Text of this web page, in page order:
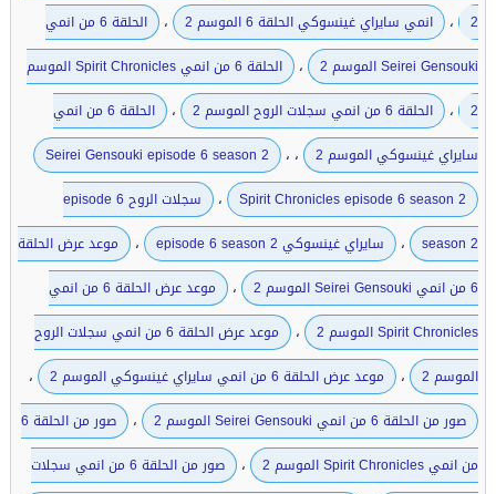
2
، انمي سايراي غينسوكي الحلقة 6 الموسم 2 ،
الحلقة 6 من انمي
Seirei Gensouki الموسم 2
،
الحلقة 6 من انمي Spirit Chronicles الموسم
2
، الحلقة 6 من انمي سجلات الروح الموسم 2 ،
الحلقة 6 من انمي
سايراي غينسوكي الموسم 2
، Seirei Gensouki episode 6 season 2 ،
Spirit Chronicles episode 6 season 2 ،
سجلات الروح episode 6
season 2
، سايراي غينسوكي episode 6 season 2 ،
موعد عرض الحلقة
6 من انمي Seirei Gensouki الموسم 2
،
موعد عرض الحلقة 6 من انمي
Spirit Chronicles الموسم 2
،
موعد عرض الحلقة 6 من انمي سجلات الروح
الموسم 2
، موعد عرض الحلقة 6 من انمي سايراي غينسوكي الموسم 2 ،
صور من الحلقة 6 من انمي Seirei Gensouki الموسم 2 ،
صور من الحلقة 6
من انمي Spirit Chronicles الموسم 2
،
صور من الحلقة 6 من انمي سجلات